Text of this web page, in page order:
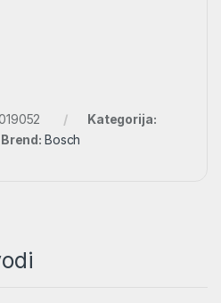
Kategorija:
Brend: Bosch